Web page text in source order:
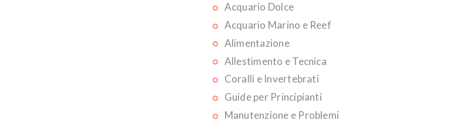
Acquario Dolce
Acquario Marino e Reef
Alimentazione
Allestimento e Tecnica
Coralli e Invertebrati
Guide per Principianti
Manutenzione e Problemi